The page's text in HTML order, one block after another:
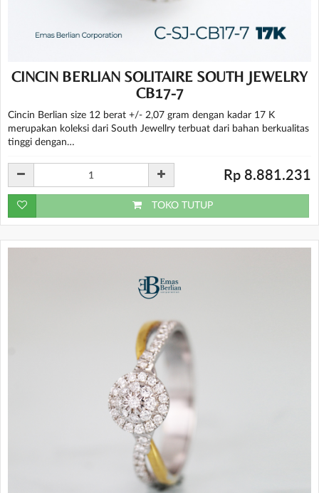
CINCIN BERLIAN SOLITAIRE SOUTH JEWELRY
CB17-7
Cincin Berlian size 12 berat +/- 2,07 gram dengan kadar 17 K
merupakan koleksi dari South Jewellry terbuat dari bahan berkualitas
tinggi dengan…
Rp 8.881.231
TOKO TUTUP